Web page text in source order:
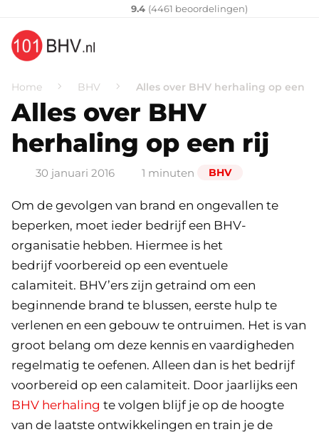
Klantenvertellen
9.410
(4461 ​ beoordelingen)
Home BHV Alles over BHV herhaling op een rij
Alles over BHV
herhaling op een rij
30 januari 2016 1 minuten BHV
Om de gevolgen van brand en ongevallen te
beperken, moet ieder bedrijf een BHV-
organisatie hebben. Hiermee is het
bedrijf voorbereid op een eventuele
calamiteit. BHV’ers zijn getraind om een
beginnende brand te blussen, eerste hulp te
verlenen en een gebouw te ontruimen. Het is van
groot belang om deze kennis en vaardigheden
regelmatig te oefenen. Alleen dan is het bedrijf
voorbereid op een calamiteit. Door jaarlijks een
BHV herhaling te volgen blijf je op de hoogte
van de laatste ontwikkelingen en train je de